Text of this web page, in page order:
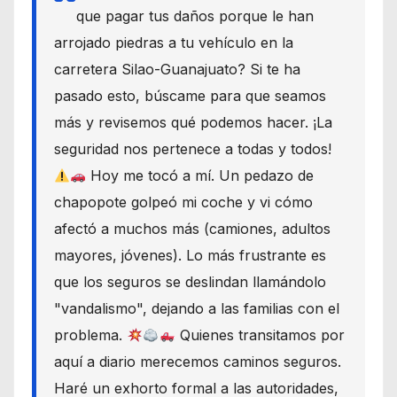
que pagar tus daños porque le han
arrojado piedras a tu vehículo en la
carretera Silao-Guanajuato? Si te ha
pasado esto, búscame para que seamos
más y revisemos qué podemos hacer. ¡La
seguridad nos pertenece a todas y todos!
Hoy me tocó a mí. Un pedazo de
chapopote golpeó mi coche y vi cómo
afectó a muchos más (camiones, adultos
mayores, jóvenes). Lo más frustrante es
que los seguros se deslindan llamándolo
"vandalismo", dejando a las familias con el
problema.
Quienes transitamos por
aquí a diario merecemos caminos seguros.
Haré un exhorto formal a las autoridades,